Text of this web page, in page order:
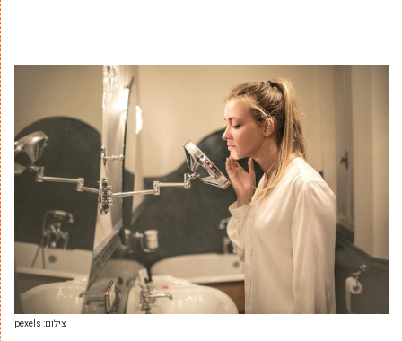
צילום: pexels